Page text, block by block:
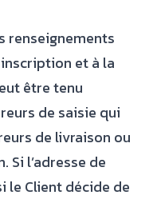
renseignements
et à la
être tenu
de saisie qui
de livraison ou
Si l’adresse de
le Client décide de